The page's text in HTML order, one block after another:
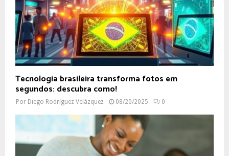
Tecnologia brasileira transforma fotos em
segundos: descubra como!
Por Diego Rodríguez Velázquez 08/20/2025 0